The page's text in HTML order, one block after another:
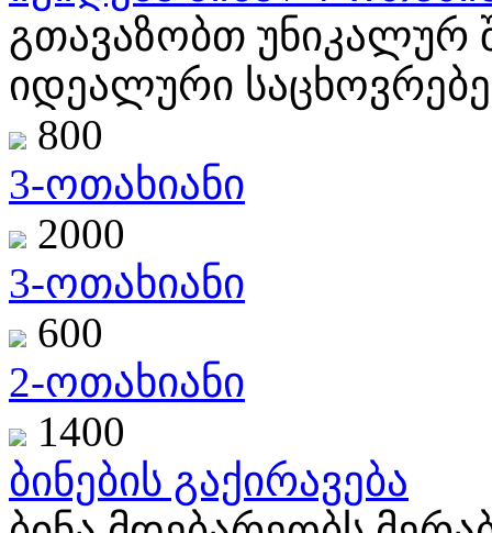
გთავაზობთ უნიკალურ
იდეალური
800
3-ოთახიანი
2000
3-ოთახიანი
600
2-ოთახიანი
1400
ბინების გაქირავება